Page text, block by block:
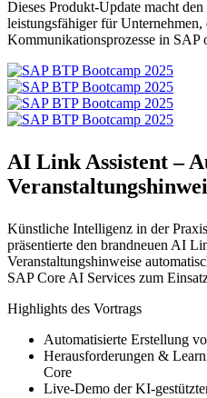
Dieses Produkt-Update macht
leistungsfähiger für
Kommunikationsprozesse in SAP
AI Link Assistent –
Künstliche Intelligenz in der
präsentierte den brandneuen AI
Veranstaltungshinweise
SAP Core AI Services zum
Highlights des Vortrags
Automatisierte Erstellung
Herausforderungen &
Core
Live-Demo der KI-